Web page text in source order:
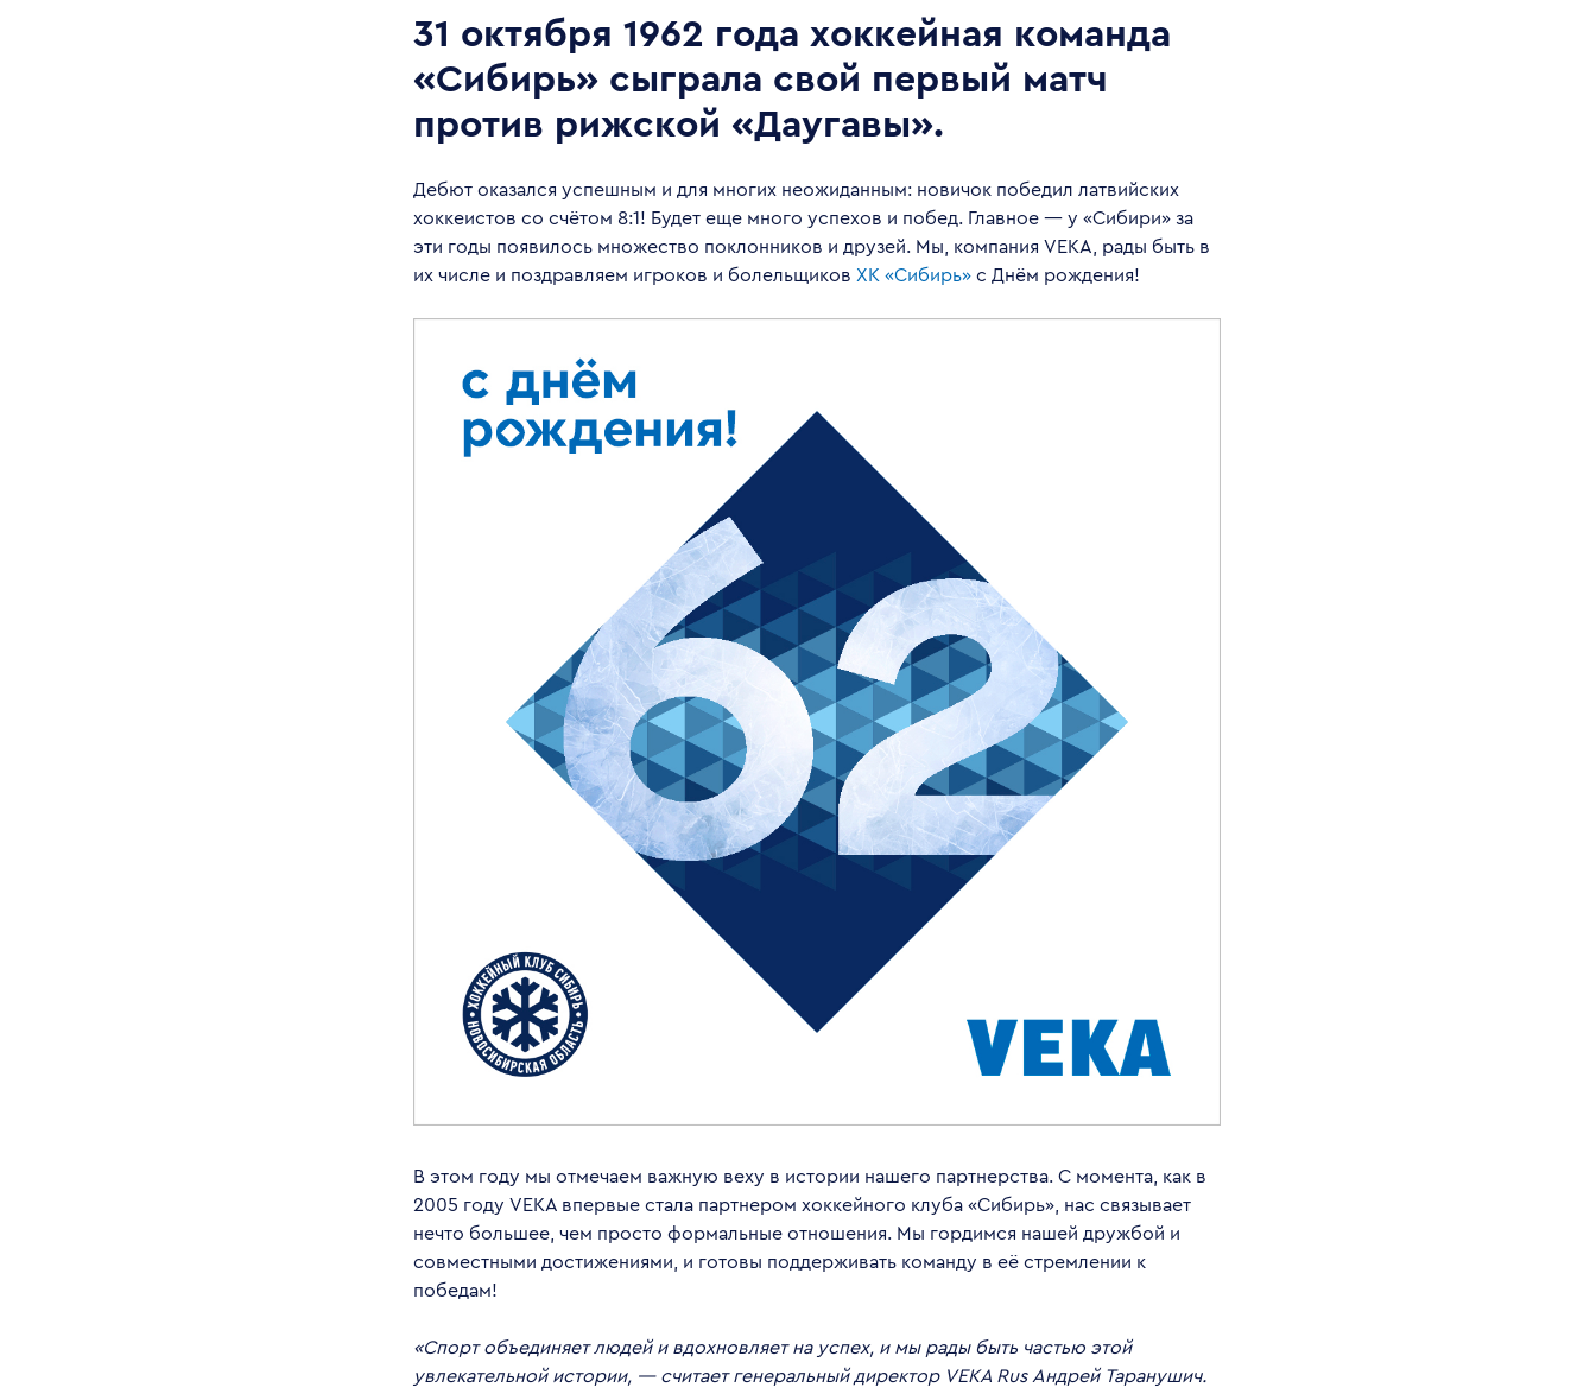
31 октября 1962 года хоккейная команда
«Сибирь» сыграла свой первый матч
против рижской «Даугавы».
Дебют оказался успешным и для многих неожиданным: новичок победил латвийских
хоккеистов со счётом 8:1! Будет еще много успехов и побед. Главное — у «Сибири» за
эти годы появилось множество поклонников и друзей. Мы, компания VEKA, рады быть в
их числе и поздравляем игроков и болельщиков ХК «Сибирь» с Днём рождения!
В этом году мы отмечаем важную веху в истории нашего партнерства. С момента, как в
2005 году VEKA впервые стала партнером хоккейного клуба «Сибирь», нас связывает
нечто большее, чем просто формальные отношения. Мы гордимся нашей дружбой и
совместными достижениями, и готовы поддерживать команду в её стремлении к
победам!
«Спорт объединяет людей и вдохновляет на успех, и мы рады быть частью этой
увлекательной истории, — считает генеральный директор VEKA Rus Андрей Таранушич.